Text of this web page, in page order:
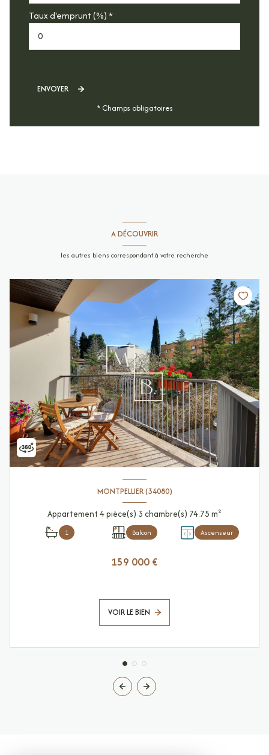
Taux d'emprunt (%) *
ENVOYER
* Champs obligatoires
A DÉCOUVRIR
les autres biens correspondant à votre recherche
MONTPELLIER (34080)
Appartement 4 pièce(s) 3 chambre(s) 74.75 m²
1 Balcon Ascenseur
159 000 €
VOIR LE BIEN